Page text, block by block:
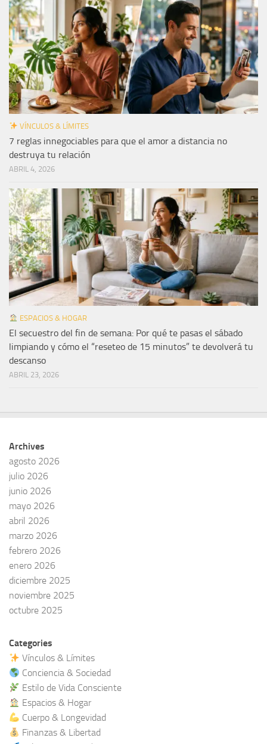
VÍNCULOS & LÍMITES
7 reglas innegociables para que el amor a distancia no
destruya tu relación
ABRIL 4, 2026
ESPACIOS & HOGAR
El secuestro del fin de semana: Por qué te pasas el sábado
limpiando y cómo el “reseteo de 15 minutos” te devolverá tu
descanso
ABRIL 23, 2026
Archives
agosto 2026
julio 2026
junio 2026
mayo 2026
abril 2026
marzo 2026
febrero 2026
enero 2026
diciembre 2025
noviembre 2025
octubre 2025
Categories
Vínculos & Límites
Conciencia & Sociedad
Estilo de Vida Consciente
Espacios & Hogar
Cuerpo & Longevidad
Finanzas & Libertad